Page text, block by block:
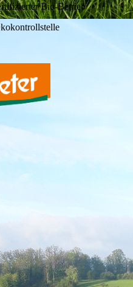
Bio-Betrieb